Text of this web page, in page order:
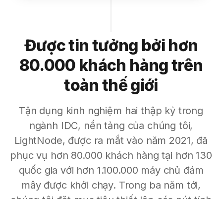
Được tin tưởng bởi hơn
80.000 khách hàng trên
toàn thế giới
Tận dụng kinh nghiệm hai thập kỷ trong
ngành IDC, nền tảng của chúng tôi,
LightNode, được ra mắt vào năm 2021, đã
phục vụ hơn 80.000 khách hàng tại hơn 130
quốc gia với hơn 1.100.000 máy chủ đám
mây được khởi chạy. Trong ba năm tới,